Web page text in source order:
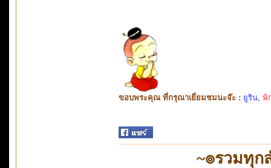
ขอบพระคุณ ที่กรุณาเยี่ยมชมนะจ๊ะ : ยูริน พิ
~๏รวมทุ